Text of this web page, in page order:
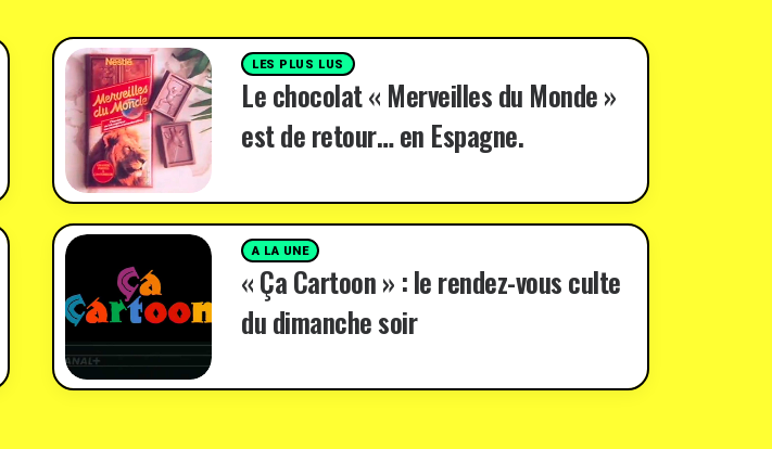
LES PLUS LUS
Le chocolat « Merveilles du Monde »
est de retour… en Espagne.
A LA UNE
« Ça Cartoon » : le rendez-vous culte
du dimanche soir